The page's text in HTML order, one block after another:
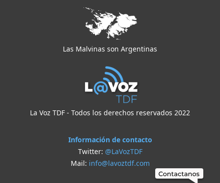
Las Malvinas son Argentinas
La Voz TDF - Todos los derechos reservados 2022
Información de contacto
Twitter: @LaVozTDF
Mail: info@lavoztdf.com